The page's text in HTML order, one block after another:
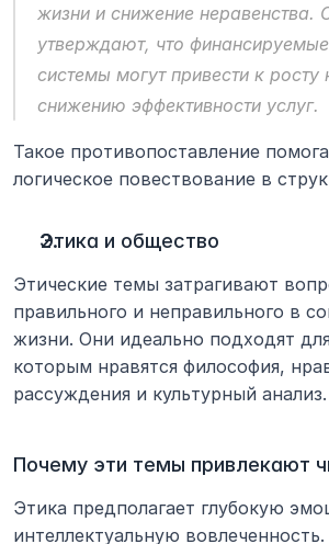
жизни и снижение неравенства.
утверждают, что
системы могут привести к росту
снижению эффективности услуг.
Такое противопоставление
логическое повествование в
Этика и общество
Этические темы затрагивают
правильного и неправильного в
жизни. Они идеально подходят
которым нравятся философия,
рассуждения и культурный анализ.
Почему эти темы привлекают
Этика предполагает глубокую
интеллектуальную